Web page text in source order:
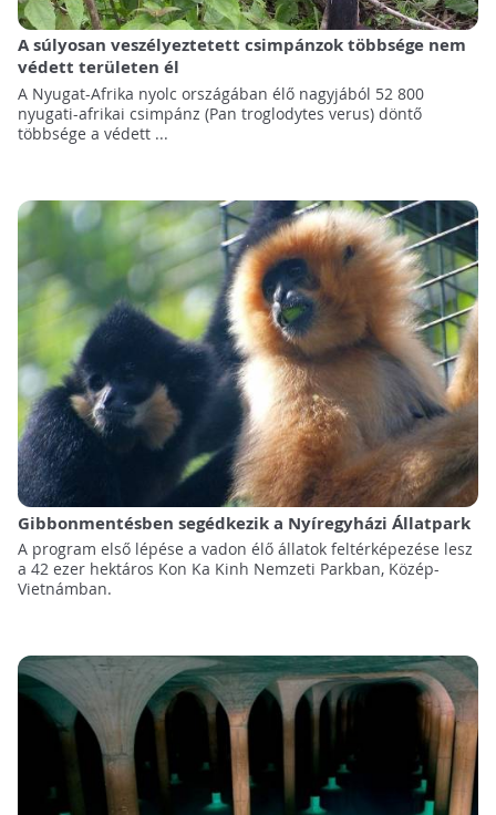
A súlyosan veszélyeztetett csimpánzok többsége nem
védett területen él
A Nyugat-Afrika nyolc országában élő nagyjából 52 800
nyugati-afrikai csimpánz (Pan troglodytes verus) döntő
többsége a védett ...
Gibbonmentésben segédkezik a Nyíregyházi Állatpark
A program első lépése a vadon élő állatok feltérképezése lesz
a 42 ezer hektáros Kon Ka Kinh Nemzeti Parkban, Közép-
Vietnámban.